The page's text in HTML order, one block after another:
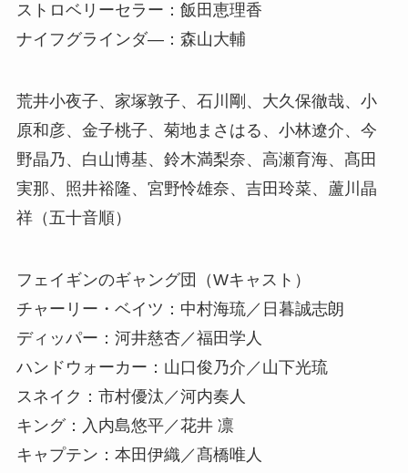
ストロベリーセラー：飯田恵理香
ナイフグラインダ―：森山大輔
荒井小夜子、家塚敦子、石川剛、大久保徹哉、小
原和彦、金子桃子、菊地まさはる、小林遼介、今
野晶乃、白山博基、鈴木満梨奈、高瀬育海、髙田
実那、照井裕隆、宮野怜雄奈、吉田玲菜、蘆川晶
祥（五十音順）
フェイギンのギャング団（Wキャスト）
チャーリー・ベイツ：中村海琉／日暮誠志朗
ディッパー：河井慈杏／福田学人
ハンドウォーカー：山口俊乃介／山下光琉
スネイク：市村優汰／河内奏人
キング：入内島悠平／花井 凛
キャプテン：本田伊織／髙橋唯人